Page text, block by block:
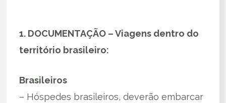
1. DOCUMENTAÇÃO – Viagens dentro do
território brasileiro:
Brasileiros
– Hóspedes brasileiros, deverão embarcar